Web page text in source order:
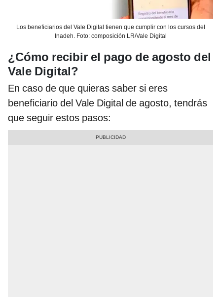
Los beneficiarios del Vale Digital tienen que cumplir con los cursos del
Inadeh. Foto: composición LR/Vale Digital
¿Cómo recibir el pago de agosto del
Vale Digital?
En caso de que quieras saber si eres
beneficiario del Vale Digital de agosto, tendrás
que seguir estos pasos: